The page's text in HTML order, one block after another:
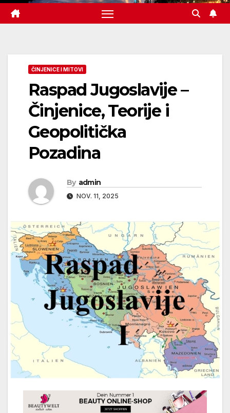
ČINJENICE I MITOVI
Raspad Jugoslavije –
Činjenice, Teorije i
Geopolitička
Pozadina
By admin
NOV. 11, 2025